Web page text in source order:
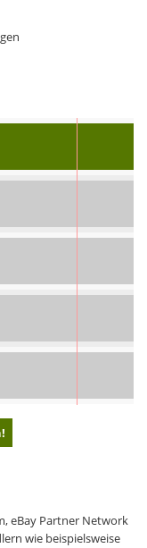
eBay Partner Network
wie beispielsweise